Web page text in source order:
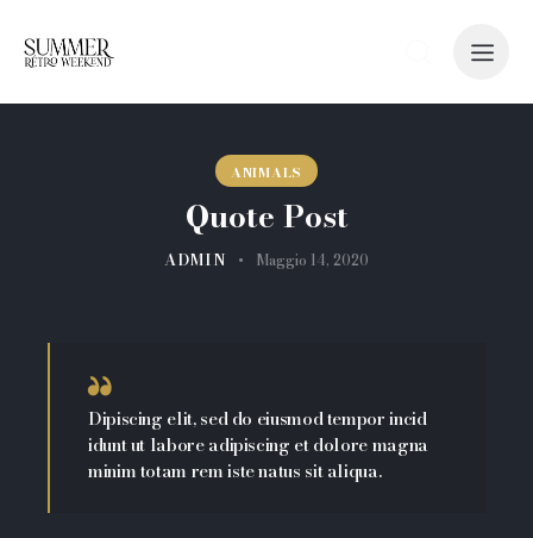
ANIMALS
Quote Post
ADMIN Maggio 14, 2020
Dipiscing elit, sed do eiusmod tempor incid
idunt ut labore adipiscing et dolore magna
minim totam rem iste natus sit aliqua.